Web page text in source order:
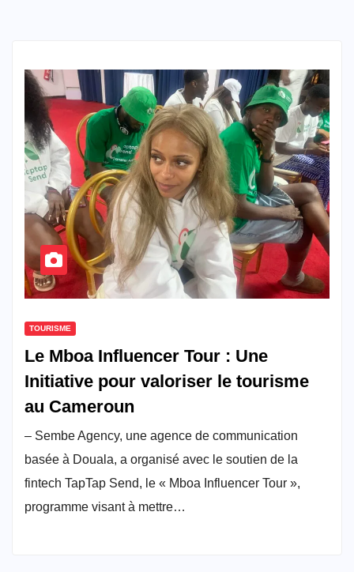
TOURISME
Le Mboa Influencer Tour : Une
Initiative pour valoriser le tourisme
au Cameroun
– Sembe Agency, une agence de communication
basée à Douala, a organisé avec le soutien de la
fintech TapTap Send, le « Mboa Influencer Tour »,
programme visant à mettre…